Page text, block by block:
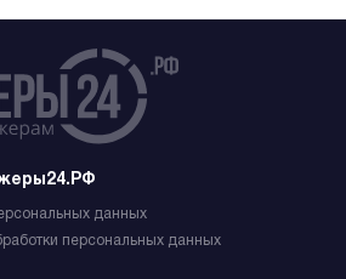
данных
персональных данных